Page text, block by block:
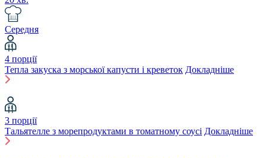
Середня
4 порції
Тепла закуска з морської капусти і креветок Докладніше
3 порції
Тальятелле з морепродуктами в томатному соусі Докладніше